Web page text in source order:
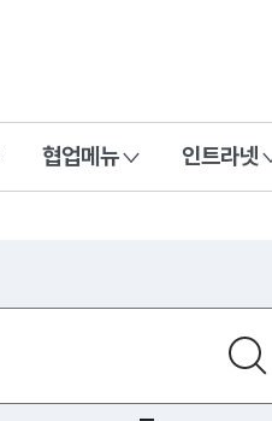
협업메뉴 인트라넷
검색